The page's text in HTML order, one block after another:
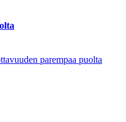
parempaa puolta